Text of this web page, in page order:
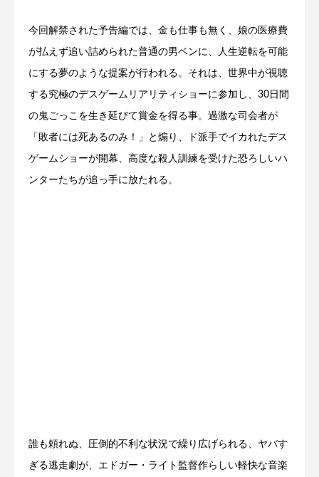
今回解禁された予告編では、金も仕事も無く、娘の医療費
が払えず追い詰められた普通の男ベンに、人生逆転を可能
にする夢のような提案が行われる。それは、世界中が視聴
する究極のデスゲームリアリティショーに参加し、30日間
の鬼ごっこを生き延びて賞金を得る事。過激な司会者が
「敗者には死あるのみ！」と煽り、ド派手でイカれたデス
ゲームショーが開幕、高度な殺人訓練を受けた恐ろしいハ
ンターたちが追っ手に放たれる。
誰も頼れぬ、圧倒的不利な状況で繰り広げられる、ヤバす
ぎる逃走劇が、エドガー・ライト監督作らしい軽快な音楽